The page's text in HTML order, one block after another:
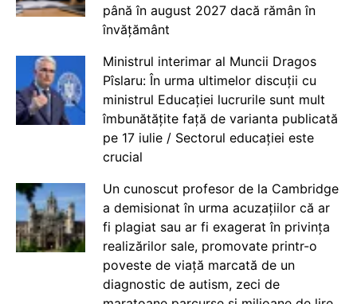
până în august 2027 dacă rămân în
învățământ
Ministrul interimar al Muncii Dragos
Pîslaru: În urma ultimelor discuții cu
ministrul Educației lucrurile sunt mult
îmbunătățite față de varianta publicată
pe 17 iulie / Sectorul educației este
crucial
Un cunoscut profesor de la Cambridge
a demisionat în urma acuzațiilor că ar
fi plagiat sau ar fi exagerat în privința
realizărilor sale, promovate printr-o
poveste de viață marcată de un
diagnostic de autism, zeci de